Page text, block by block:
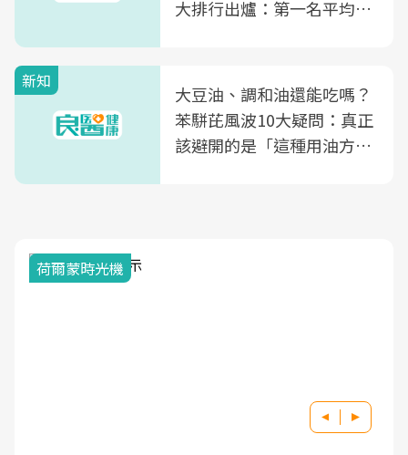
大排行出爐：第一名平均一
新知
大豆油、調和油還能吃嗎？
苯駢芘風波10大疑問：真正
該避開的是「這種用油方
荷爾蒙時光機